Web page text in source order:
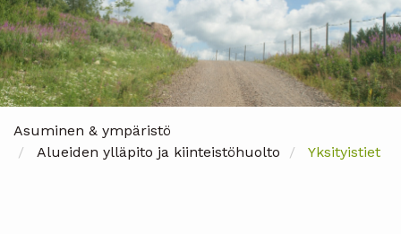
Asuminen & ympäristö
Alueiden ylläpito ja kiinteistöhuolto
Yksityistiet